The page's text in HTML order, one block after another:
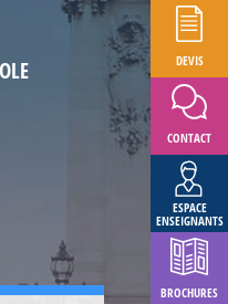
DEVIS
CONTACT
ESPACE
ENSEIGNANTS
BROCHURES